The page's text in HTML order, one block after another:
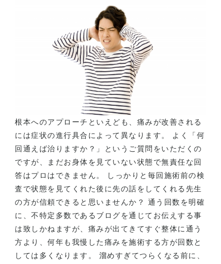
根本へのアプローチといえども、痛みが改善される
には症状の進行具合によって異なります。 よく「何
回通えば治りますか？」というご質問をいただくの
ですが、まだお身体を見ていない状態で無責任な回
答はプロはできません。 しっかりと毎回施術前の検
査で状態を見てくれた後に先の話をしてくれる先生
の方が信頼できると思いませんか？ 通う回数を明確
に、不特定多数であるブログを通じてお伝えする事
は致しかねますが、痛みが出てきてすぐ整体に通う
方より、何年も我慢した痛みを施術する方が回数と
しては多くなります。 溜めすぎてつらくなる前に、